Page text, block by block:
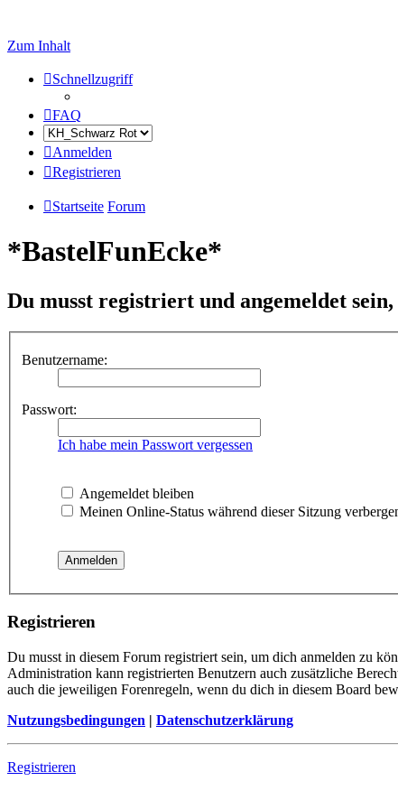
Zum Inhalt
Schnellzugriff
FAQ
Anmelden
Registrieren
Startseite Forum
*BastelFunEcke*
Du musst registriert und angemeldet
Benutzername:
Passwort:
Ich habe mein Passwort vergessen
Angemeldet bleiben
Meinen Online-Status während dieser Sitzung
Registrieren
Du musst in diesem Forum registriert sein, um dich anmelden zu
Administration kann registrierten Benutzern auch zusätzliche
auch die jeweiligen Forenregeln, wenn du dich in diesem Board
Nutzungsbedingungen | Datenschutzerklärung
Registrieren